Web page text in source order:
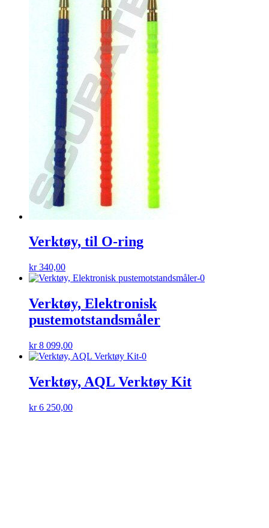
Verktøy, til O-ring
kr340,00
Verktøy, Elektronisk
pustemotstandsmåler
kr8 099,00
Verktøy, AQL Verktøy Kit
kr6 250,00